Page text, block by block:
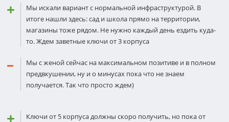
Мы искали вариант с нормальной инфраструктурой. В
итоге нашли здесь: сад и школа прямо на территории,
магазины тоже рядом. Не нужно каждый день ездить куда-
то. Ждем заветные ключи от 3 корпуса
Мы с женой сейчас на максимальном позитиве и в полном
предвкушении, ну и о минусах пока что не знаем
получается. Так что просто ждем)
Ключи от 5 корпуса должны скоро получить, но пока от